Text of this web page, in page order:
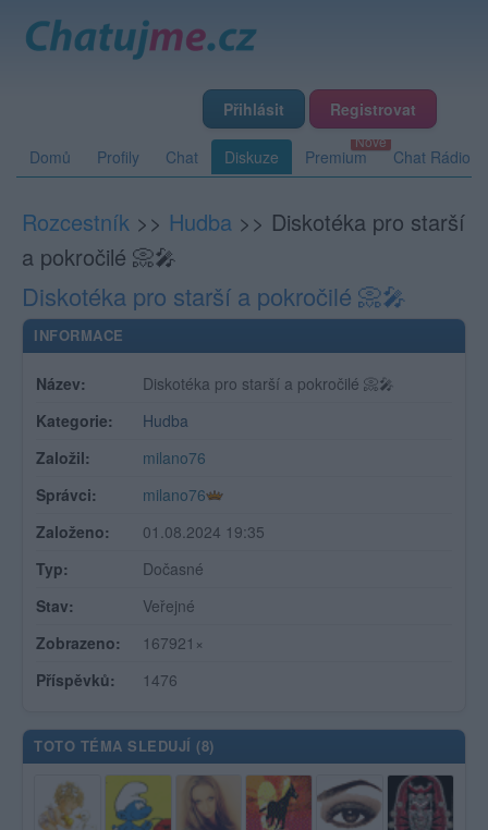
Přihlásit Registrovat
Domů Profily Chat Diskuze Premium Chat Rádio
Rozcestník >> Hudba >> Diskotéka pro starší
a pokročilé 📀🎤
Diskotéka pro starší a pokročilé 📀🎤
INFORMACE
Název:
Diskotéka pro starší a pokročilé 📀🎤
Kategorie:
Hudba
Založil:
milano76
Správci:
milano76
Založeno:
01.08.2024 19:35
Typ:
Dočasné
Stav:
Veřejné
Zobrazeno:
167921×
Příspěvků:
1476
TOTO TÉMA SLEDUJÍ (8)